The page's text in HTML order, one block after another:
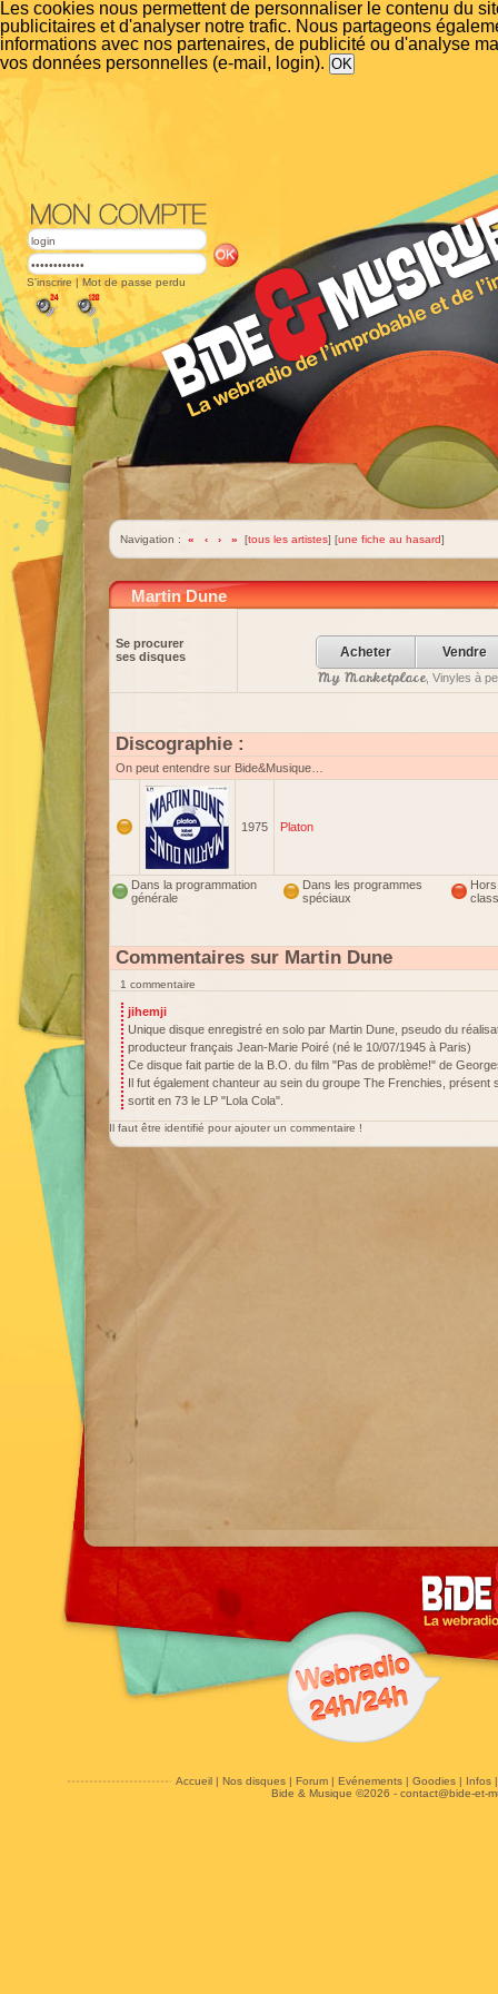
Les cookies nous permettent de personnaliser le contenu du
publicitaires et d'analyser notre trafic. Nous partageons
informations avec nos partenaires, de publicité ou d'analyse
vos données personnelles (e-mail, login).
S'inscrire | Mot de passe perdu
Navigation : « ‹ › » [tous les artistes] [une fiche au hasard]
Martin Dune
Se procurer
ses disques
Acheter Vendre
My Marketplace, Vinyles à
Discographie :
On peut entendre sur Bide&Musique…
1975 Platon
Dans la programmation
générale
Dans les programmes
spéciaux
Hors
Commentaires sur Martin Dune
1 commentaire
jihemji
Unique disque enregistré en solo par Martin Dune, pseudo du
producteur français Jean-Marie Poiré (né le 10/07/1945 à Paris)
Ce disque fait partie de la B.O. du film "Pas de problème!" de
Il fut également chanteur au sein du groupe The Frenchies, présent
sortit en 73 le LP "Lola Cola".
Il faut être identifié pour ajouter un commentaire !
Accueil| Nos disques| Forum| Evénements| Goodies| Infos
Bide & Musique ©2026 - contact@bide-et-